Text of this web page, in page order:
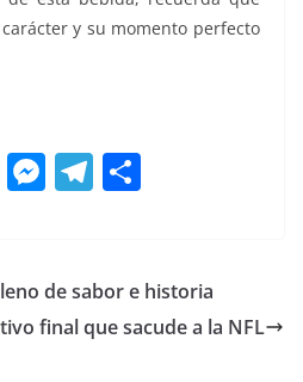
y su momento perfecto
W M
e
n
T
gr
a
p
ar
de sabor e historia
final que sacude a la NFL